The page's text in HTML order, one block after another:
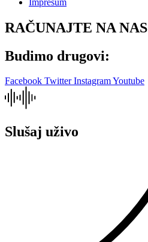
RAČUNAJTE NA NAS
Budimo drugovi:
Facebook Twitter InstagramYoutube
Slušaj uživo